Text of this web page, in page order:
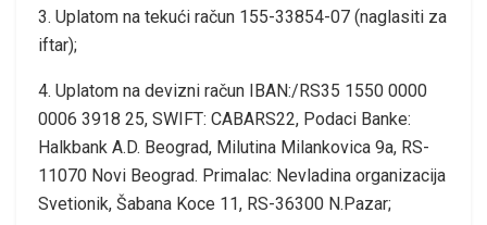
3. Uplatom na tekući račun 155-33854-07 (naglasiti za
iftar);
4. Uplatom na devizni račun IBAN:/RS35 1550 0000
0006 3918 25, SWIFT: CABARS22, Podaci Banke:
Halkbank A.D. Beograd, Milutina Milankovica 9a, RS-
11070 Novi Beograd. Primalac: Nevladina organizacija
Svetionik, Šabana Koce 11, RS-36300 N.Pazar;